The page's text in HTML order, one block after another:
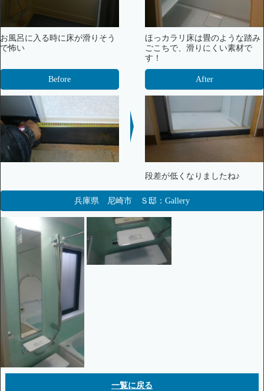
お風呂に入る時に床が滑りそう
で怖い
ほっカラリ床は畳のような踏み
ごこちで、滑りにくい素材で
す！
Before After
段差が低くなりましたね♪
兵庫県 尼崎市 Ｓ邸：Gallery
一覧に戻る